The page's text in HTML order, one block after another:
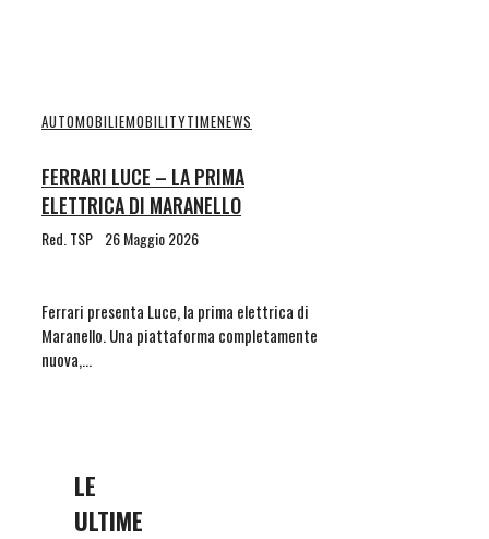
AUTOMOBILIEMOBILITYTIMENEWS
FERRARI LUCE – LA PRIMA
ELETTRICA DI MARANELLO
Red. TSP 26 Maggio 2026
Ferrari presenta Luce, la prima elettrica di
Maranello. Una piattaforma completamente
nuova,…
LE
ULTIME